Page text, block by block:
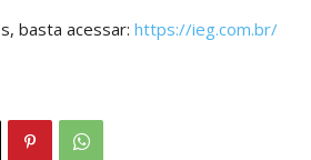
basta acessar: https://ieg.com.br/